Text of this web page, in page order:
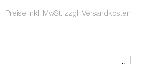
Preise inkl. MwSt. zzgl. Versandkosten